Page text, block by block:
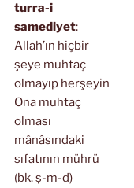
turra-i
samediyet:
Allah’ın hiçbir
şeye muhtaç
olmayıp herşeyin
Ona muhtaç
olması
mânâsındaki
sıfatının mührü
(bk. ṣ-m-d)